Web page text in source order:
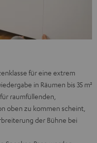
für eine extrem
in Räumen bis 35 m²
raumfüllenden,
oben zu kommen scheint,
der Bühne bei